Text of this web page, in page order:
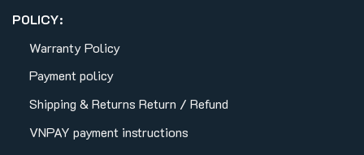
POLICY:
Warranty Policy
Payment policy
Shipping & Returns Return / Refund
VNPAY payment instructions